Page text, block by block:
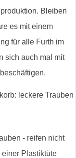
Bleiben
es mit einem
für alle Furth im
sich auch mal mit
- reifen nicht
Plastiktüte